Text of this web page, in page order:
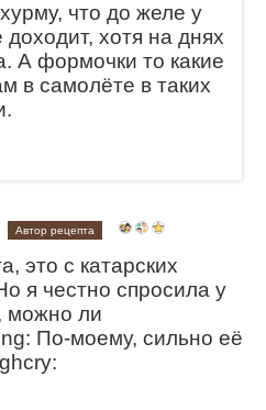
что до желе у
хотя на днях
А формочки то какие
в самолёте в таких
Автор рецепта
это с катарских
я честно спросила у
можно ли
По-моему, сильно её